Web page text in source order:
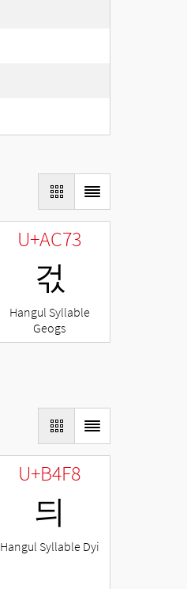
U+AC73
걳
Hangul Syllable
Geogs
U+B4F8
듸
Hangul Syllable Dyi